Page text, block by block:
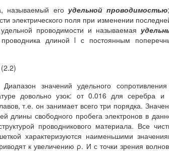
называемый его удельной проводимостью
электрического поля при изменении
проводимости и называемая
длиной l с постоянным
значений удельного
довольно узок: от 0.016 для серебра и
т.е. он занимает всего три порядка.
длины свободного пробега электронов в
проводникового материала. Все
характеризуются наименьшими
к увеличению ρ. И с точки зрения